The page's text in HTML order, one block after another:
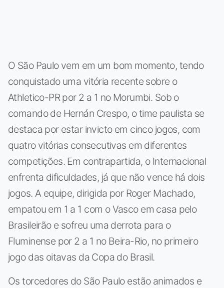
O São Paulo vem em um bom momento, tendo
conquistado uma vitória recente sobre o
Athletico-PR por 2 a 1 no Morumbi. Sob o
comando de Hernán Crespo, o time paulista se
destaca por estar invicto em cinco jogos, com
quatro vitórias consecutivas em diferentes
competições. Em contrapartida, o Internacional
enfrenta dificuldades, já que não vence há dois
jogos. A equipe, dirigida por Roger Machado,
empatou em 1 a 1 com o Vasco em casa pelo
Brasileirão e sofreu uma derrota para o
Fluminense por 2 a 1 no Beira-Rio, no primeiro
jogo das oitavas da Copa do Brasil.
Os torcedores do São Paulo estão animados e